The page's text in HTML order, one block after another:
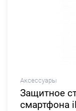
Аксессуары
Защитное
смартфона